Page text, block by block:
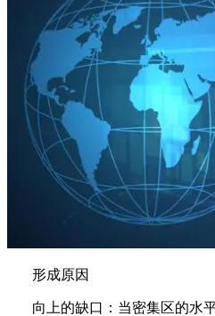
形成原因
向上的缺口：当密集区的水平